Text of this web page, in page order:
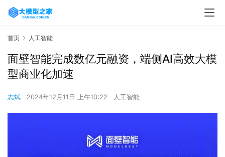
首页 人工智能
面壁智能完成数亿元融资，端侧AI高效大模
型商业化加速
志斌 2024年12月11日 上午10:22 人工智能